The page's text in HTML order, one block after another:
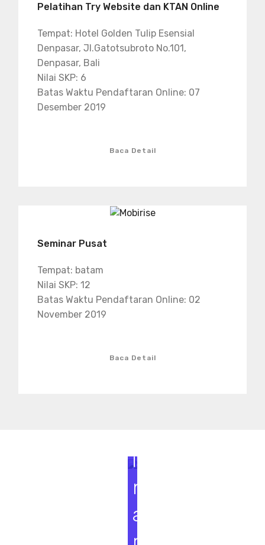
Pelatihan Try Website dan KTAN Online
Tempat: Hotel Golden Tulip Esensial
Denpasar, Jl.Gatotsubroto No.101,
Denpasar, Bali
Nilai SKP: 6
Batas Waktu Pendaftaran Online: 07
Desember 2019
Baca Detail
Seminar Pusat
Tempat: batam
Nilai SKP: 12
Batas Waktu Pendaftaran Online: 02
November 2019
Baca Detail
i
n
a